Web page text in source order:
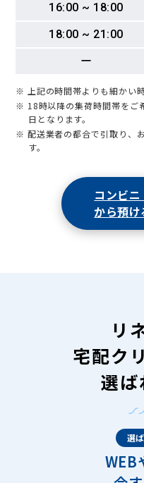
16:00 ~ 18:00
18:00 ~ 21:00
ー
※ 上記の時間帯よりも細かい
※ 18時以降の集荷時間帯をご
日となります。
※ 配送業者の都合で引取り、
す。
コンビ
から預
リ
宅配ク
選ば
選
WEB